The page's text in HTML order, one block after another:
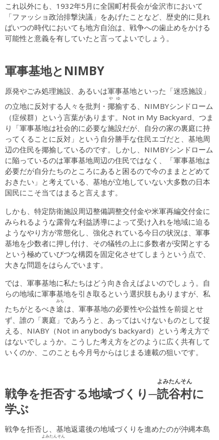
これ以外にも、1932年5月に全国町村長会が金沢市において
「ファッショ政治排撃決議」をあげたことなど、歴史的に見れ
ばいつの時代においても地方自治は、戦争への歯止めをかける
可能性と意義を有していたと言ってよいでしょう。
軍事基地とNIMBY
原発やごみ処理施設、あるいは軍事基地といった「迷惑施設」
の立地に反対する人々を批判・ 揶揄
やゆ
する、NIMBYシンドローム
（症候群）という言葉があります。Not in My Backyard、つま
り「軍事基地は社会的に必要な施設だが、自分の家の裏庭に持
ってくることに反対」という自分勝手な住民エゴだと、基地周
辺の住民を揶揄しているのです。しかし、NIMBYシンドローム
に陥っているのは軍事基地周辺の住民ではなく、「軍事基地は
必要だが自分たちのところにあると困るので今のままとどめて
おきたい」と考えている、基地が立地していない大多数の日本
国民にこそ当てはまると言えます。
しかも、特定防衛施設周辺整備調整交付金や米軍再編交付金に
みられるような露骨な利益誘導によって受け入れを地域に迫る
ようなやり方が常態化し、強化されている今日の状況は、軍事
基地を少数者に押し付け、その犠牲の上に多数者が安閑とする
という極めていびつな構図を固定化させてしまうという点で、
大きな問題をはらんでいます。
では、軍事基地に私たちはどう向き合えばよいのでしょう。自
らの地域に軍事基地を引き取るという選択肢もありますが、私
たちがとるべき途
みち
は、軍事基地の必要性や公益性を前提とせ
ず、誰の「裏庭」であろうと、あってはいけないものとして捉
える、NIABY（Not in anybody’s backyard）という考え方で
はないでしょうか。こうした考え方をどのように広く共有して
いくのか、このことも今月号からはじまる連載の狙いです。
戦争を拒否する地域づくり─読谷村
よみたんそん
に
学ぶ
戦争を拒否し、基地返還後の地域づくりを進めたのが沖縄本島
よみたんそん